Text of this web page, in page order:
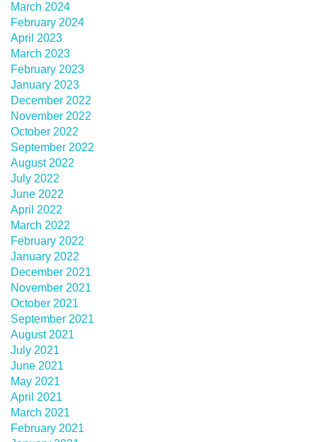
March 2024
February 2024
April 2023
March 2023
February 2023
January 2023
December 2022
November 2022
October 2022
September 2022
August 2022
July 2022
June 2022
April 2022
March 2022
February 2022
January 2022
December 2021
November 2021
October 2021
September 2021
August 2021
July 2021
June 2021
May 2021
April 2021
March 2021
February 2021